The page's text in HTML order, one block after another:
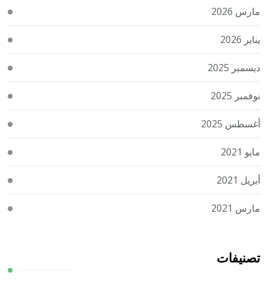
مارس 2026
يناير 2026
ديسمبر 2025
نوفمبر 2025
أغسطس 2025
مايو 2021
أبريل 2021
مارس 2021
تصنيفات